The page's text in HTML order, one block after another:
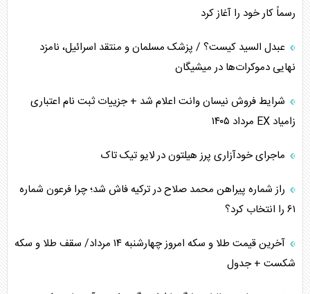
همسویی عربستان با سنتکام علیه متحدان ایران
ترامپ و توهم خلع سلاح حماس
چرا کویت به دنبال شریک امنیتی جدید است؟
اعتراف غرب به قدرت ایران در تثبیت معادلات
خطای راهبردی ترامپ مقابل برزیل
رسماً کار خود را آغاز کرد
عبدل السید کیست؟ / پزشک مسلمان و منتقد اسرائیل، نامزد
نهایی دموکرات‌ها در میشیگان
شرایط فروش نیسان وانت اعلام شد + جزییات ثبت نام اعتباری
زامیاد EX مرداد ۱۴۰۵
ماجرای خودآزاری پرز هیلتون در لایو تیک تاک
راز شماره پیراهن محمد صلاح در ترکیه فاش شد؛ چرا فرعون شماره
۶۱ را انتخاب کرد؟
آخرین قیمت طلا و سکه امروز چهارشنبه ۱۴ مرداد/ سقف طلا و سکه
شکست + جدول